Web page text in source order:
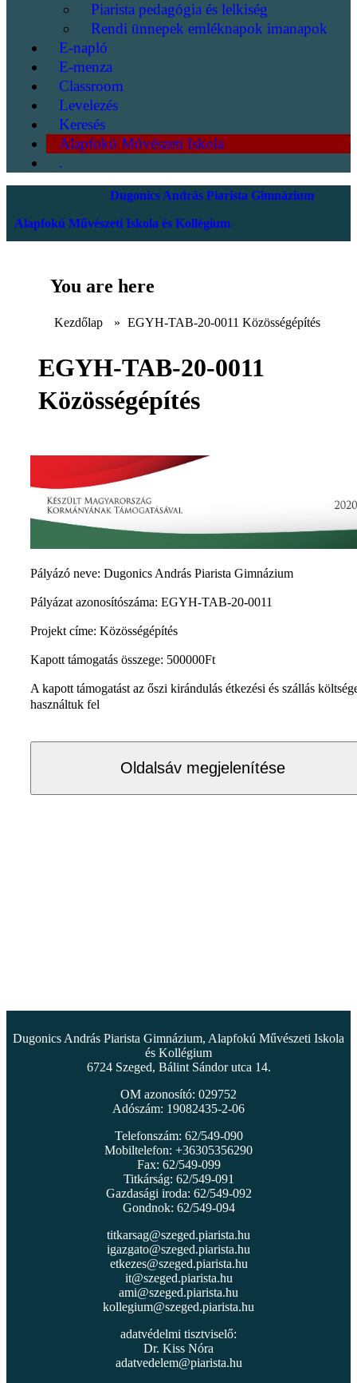
Piarista pedagógia és lelkiség
Rendi ünnepek emléknapok imanapok
E-napló
E-menza
Classroom
Levelezés
Keresés
Alapfokú Művészeti Iskola
.
Dugonics András Piarista Gimnázium
Alapfokú Művészeti Iskola és Kollégium
You are here
Kezdőlap » EGYH-TAB-20-0011 Közösségépítés
EGYH-TAB-20-0011
Közösségépítés
Pályázó neve: Dugonics András Piarista Gimnázium
Pályázat azonosítószáma: EGYH-TAB-20-0011
Projekt címe: Közösségépítés
Kapott támogatás összege: 500000Ft
A kapott támogatást az őszi kirándulás étkezési és szállás
használtuk fel
Oldalsáv megjelenítése
Dugonics András Piarista Gimnázium, Alapfokú Művészeti Iskola
és Kollégium
6724 Szeged, Bálint Sándor utca 14.
OM azonosító: 029752
Adószám: 19082435-2-06
Telefonszám: 62/549-090
Mobiltelefon: +36305356290
Fax: 62/549-099
Titkárság: 62/549-091
Gazdasági iroda: 62/549-092
Gondnok: 62/549-094
titkarsag@szeged.piarista.hu
igazgato@szeged.piarista.hu
etkezes@szeged.piarista.hu
it@szeged.piarista.hu
ami@szeged.piarista.hu
kollegium@szeged.piarista.hu
adatvédelmi tisztviselő:
Dr. Kiss Nóra
adatvedelem@piarista.hu